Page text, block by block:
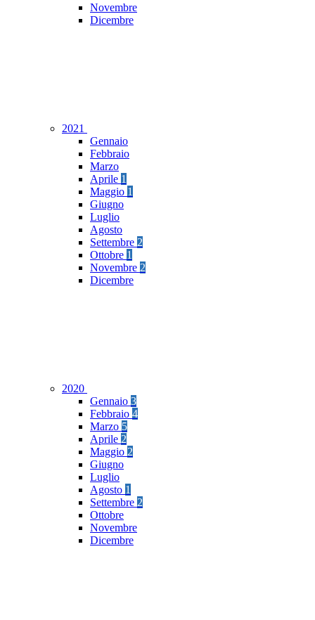
Novembre
Dicembre
2021
Gennaio
Febbraio
Marzo
Aprile 1
Maggio 1
Giugno
Luglio
Agosto
Settembre 2
Ottobre 1
Novembre 2
Dicembre
2020
Gennaio 3
Febbraio 4
Marzo 5
Aprile 2
Maggio 2
Giugno
Luglio
Agosto 1
Settembre 2
Ottobre
Novembre
Dicembre